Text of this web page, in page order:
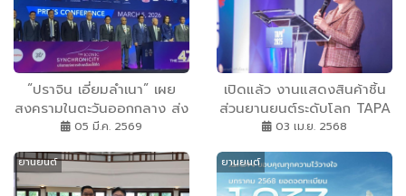
“ปราจิน เอี่ยมลำเนา” เผย
สงครามในตะวันออกกลาง ส่ง
ผลรถยนต์ไฟฟ้าขายดี งาน
มี.ค.-5 เม.ย. ภายใต้ธีม “THE
ICONIC SYNCHRONICITY”
05 มี.ค. 2569
เปิดแล้ว งานแสดงสินค้าชิ้น
ส่วนยานยนต์ระดับโลก TAPA
2025 เวทีเจรจาการค้าเพื่อ
03 เม.ย. 2568
ยานยนต์ ยานยนต์